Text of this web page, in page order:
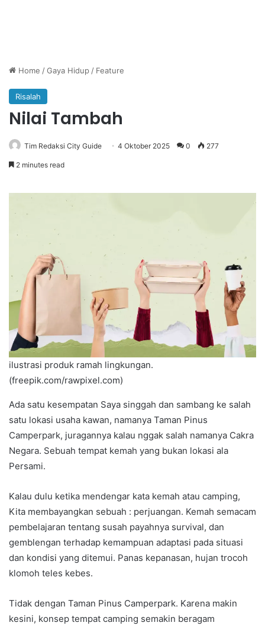
Home /Gaya Hidup / Feature
Risalah
Nilai Tambah
Tim Redaksi City Guide 4 Oktober 2025 0 277
2 minutes read
ilustrasi produk ramah lingkungan.
(freepik.com/rawpixel.com)
Ada satu kesempatan Saya singgah dan sambang ke salah
satu lokasi usaha kawan, namanya Taman Pinus
Camperpark, juragannya kalau nggak salah namanya Cakra
Negara. Sebuah tempat kemah yang bukan lokasi ala
Persami.
Kalau dulu ketika mendengar kata kemah atau camping,
Kita membayangkan sebuah : perjuangan. Kemah semacam
pembelajaran tentang susah payahnya survival, dan
gemblengan terhadap kemampuan adaptasi pada situasi
dan kondisi yang ditemui. Panas kepanasan, hujan trocoh
klomoh teles kebes.
Tidak dengan Taman Pinus Camperpark. Karena makin
kesini, konsep tempat camping semakin beragam